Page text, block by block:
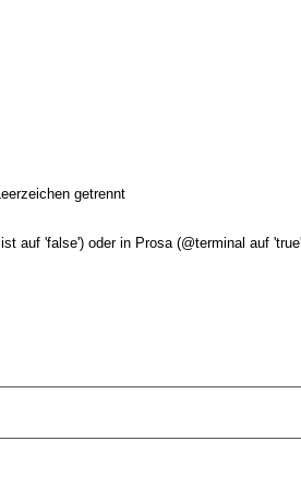
getrennt
auf false) oder in Prosa ( terminal auf true